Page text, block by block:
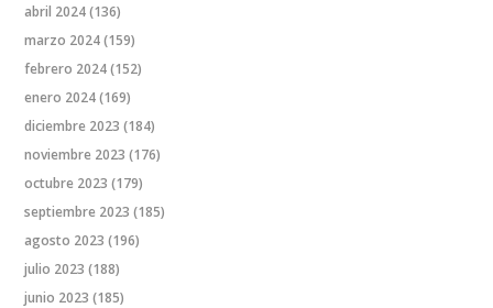
abril 2024(136)
marzo 2024(159)
febrero 2024(152)
enero 2024(169)
diciembre 2023 (184)
noviembre 2023 (176)
octubre 2023 (179)
septiembre 2023 (185)
agosto 2023 (196)
julio 2023 (188)
junio 2023 (185)